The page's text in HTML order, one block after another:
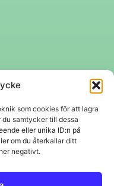
som cookies för att lagra
samtycker till dessa
eller unika ID:n på
om du återkallar ditt
negativt.